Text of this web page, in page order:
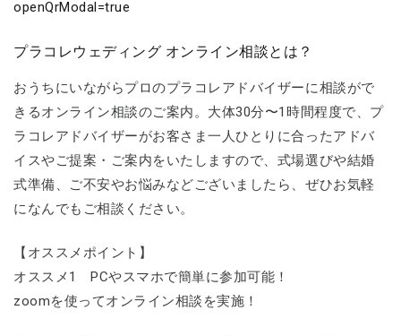
openQrModal=true
プラコレウェディング オンライン相談とは？
おうちにいながらプロのプラコレアドバイザーに相談がで
きるオンライン相談のご案内。大体30分〜1時間程度で、プ
ラコレアドバイザーがお客さま一人ひとりに合ったアドバ
イスやご提案・ご案内をいたしますので、式場選びや結婚
式準備、ご不安やお悩みなどございましたら、ぜひお気軽
になんでもご相談ください。
【オススメポイント】
オススメ1 PCやスマホで簡単に参加可能！
zoomを使ってオンライン相談を実施！